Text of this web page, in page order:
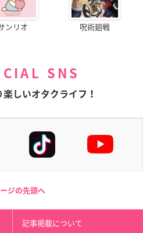
ンリオ 呪術廻戦
SNS
しいオタクライフ！
ジの先頭へ
記事掲載について